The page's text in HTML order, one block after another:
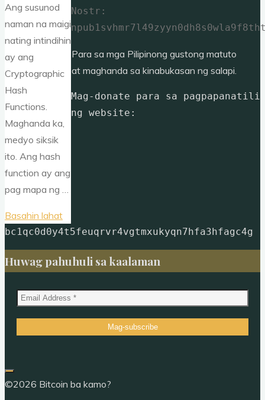
Ang susunod
naman na maigi
nating intindihin
ay ang
Cryptographic
Hash
Functions.
Maghanda ka,
medyo siksik
ito. Ang hash
function ay ang
pag mapa ng …
Basahin lahat"Ang
Malaking
Tulong
na
Hash
Nostr:
Para sa mga Pilipinong gustong matuto
at maghanda sa kinabukasan ng salapi.
Mag-donate para sa pagpapanatili
ng website:
bc1qc0d0y4t5feuqrvr4vgtmxukyqn7hfa3hfagc4g
Huwag pahuhuli sa kaalaman
©2026 Bitcoin ba kamo?